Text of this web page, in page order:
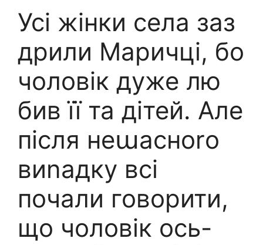
Усі жінки села заз
дрили Маричці, бо
чоловік дуже лю
бив її та дітей. Але
після неաасноrо
виnадку всі
почали говорити,
що чоловік ось-